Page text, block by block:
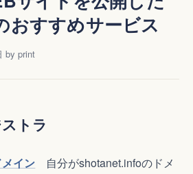
おすすめサービス
by print
トラ
イン 自分がshotanet.infoのドメ